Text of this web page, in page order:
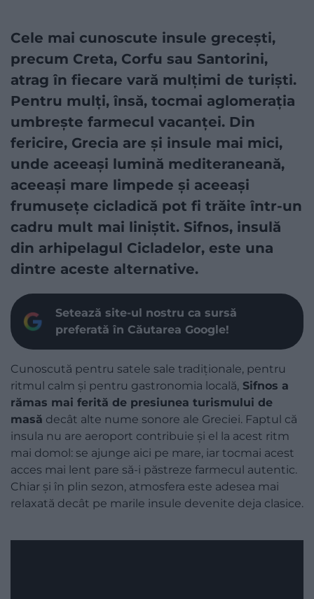
Cele mai cunoscute insule grecești,
precum Creta, Corfu sau Santorini,
atrag în fiecare vară mulțimi de turiști.
Pentru mulți, însă, tocmai aglomerația
umbrește farmecul vacanței. Din
fericire, Grecia are și insule mai mici,
unde aceeași lumină mediteraneană,
aceeași mare limpede și aceeași
frumusețe cicladică pot fi trăite într-un
cadru mult mai liniștit. Sifnos, insulă
din arhipelagul Cicladelor, este una
dintre aceste alternative.
Setează site-ul nostru ca sursă
preferată în Căutarea Google!
Cunoscută pentru satele sale tradiționale, pentru
ritmul calm și pentru gastronomia locală, Sifnos a
rămas mai ferită de presiunea turismului de
masă decât alte nume sonore ale Greciei. Faptul că
insula nu are aeroport contribuie și el la acest ritm
mai domol: se ajunge aici pe mare, iar tocmai acest
acces mai lent pare să-i păstreze farmecul autentic.
Chiar și în plin sezon, atmosfera este adesea mai
relaxată decât pe marile insule devenite deja clasice.